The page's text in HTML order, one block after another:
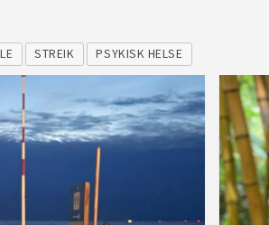
STREIK PSYKISK HELSE